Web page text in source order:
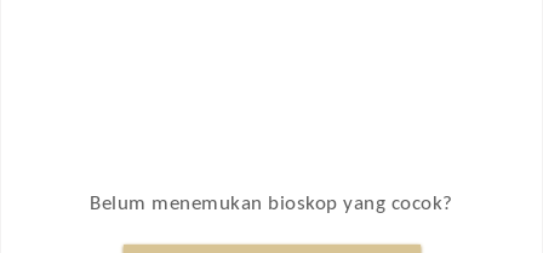
Belum menemukan bioskop yang cocok?